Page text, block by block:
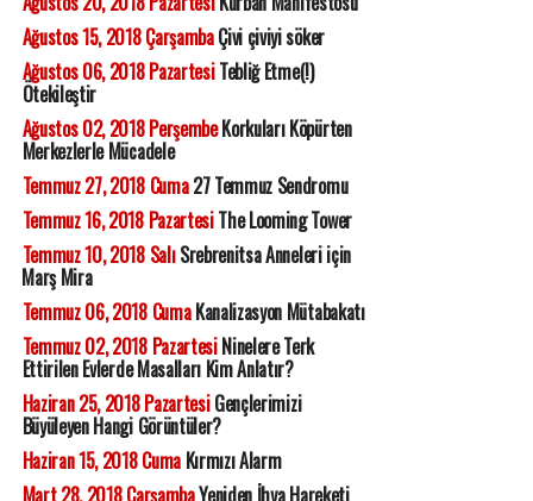
Ağustos 15, 2018 ÇarşambaÇivi çiviyi söker
Ağustos 06, 2018 PazartesiTebliğ Etme(!)
Ötekileştir
Ağustos 02, 2018 PerşembeKorkuları Köpürten
Merkezlerle Mücadele
Temmuz 27, 2018 Cuma27 Temmuz Sendromu
Temmuz 16, 2018 PazartesiThe Looming Tower
Temmuz 10, 2018 SalıSrebrenitsa Anneleri için
Marş Mira
Temmuz 06, 2018 CumaKanalizasyon Mütabakatı
Temmuz 02, 2018 PazartesiNinelere Terk
Ettirilen Evlerde Masalları Kim Anlatır?
Haziran 25, 2018 PazartesiGençlerimizi
Büyüleyen Hangi Görüntüler?
Haziran 15, 2018 CumaKırmızı Alarm
Mart 28, 2018 ÇarşambaYeniden İhya Hareketi